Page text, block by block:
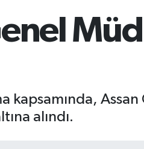
6660.55
%0.03
BİST100
13.779
%-14
kapsamında,
alındı.